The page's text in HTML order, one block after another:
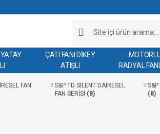
ÇATI FANI DİKEY
ATIŞLI
RADYAL
FAN
S&P TD SILENT DAİRESEL
FAN SERİSİ (8)
S&P
(8)